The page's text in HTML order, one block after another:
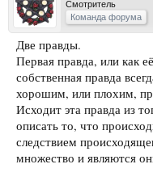
Смотритель
Команда форума
Две правды.
Первая правда, или как
собственная правда
хорошим, или плохим,
Исходит эта правда из
описать то, что
следствием
множество и являются